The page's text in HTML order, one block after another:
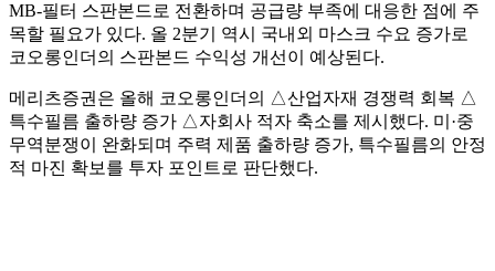
MB-필터 스판본드로 전환하며 공급량 부족에 대응한 점에 주
목할 필요가 있다. 올 2분기 역시 국내외 마스크 수요 증가로
코오롱인더의 스판본드 수익성 개선이 예상된다.
메리츠증권은 올해 코오롱인더의 △산업자재 경쟁력 회복 △
특수필름 출하량 증가 △자회사 적자 축소를 제시했다. 미·중
무역분쟁이 완화되며 주력 제품 출하량 증가, 특수필름의 안정
적 마진 확보를 투자 포인트로 판단했다.